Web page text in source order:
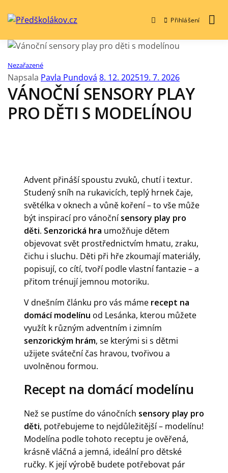
Přihlášení
Nezařazené
Napsala Pavla Pundová 8. 12. 202519. 7. 2026
VÁNOČNÍ SENSORY PLAY
PRO DĚTI S MODELÍNOU
Advent přináší spoustu zvuků, chutí i textur.
Studený sníh na rukavicích, teplý hrnek čaje,
světélka v oknech a vůně koření – to vše může
být inspirací pro vánočnísensory play pro
děti. Senzorická hra umožňuje dětem
objevovat svět prostřednictvím hmatu, zraku,
čichu i sluchu. Děti při hře zkoumají materiály,
popisují, co cítí, tvoří podle vlastní fantazie – a
přitom trénují jemnou motoriku.
V dnešním článku pro vás máme recept na
domácí modelínu od Lesánka, kterou můžete
využít k různým adventním i zimním
senzorickým hrám, se kterými si s dětmi
užijete sváteční čas hravou, tvořivou a
uvolněnou formou.
Recept na domácí modelínu
Než se pustíme do vánočních sensory play pro
děti, potřebujeme to nejdůležitější – modelínu!
Modelína podle tohoto receptu je ověřená,
krásně vláčná a jemná, ideální pro dětské
ručky. K její výrobě budete potřebovat pár